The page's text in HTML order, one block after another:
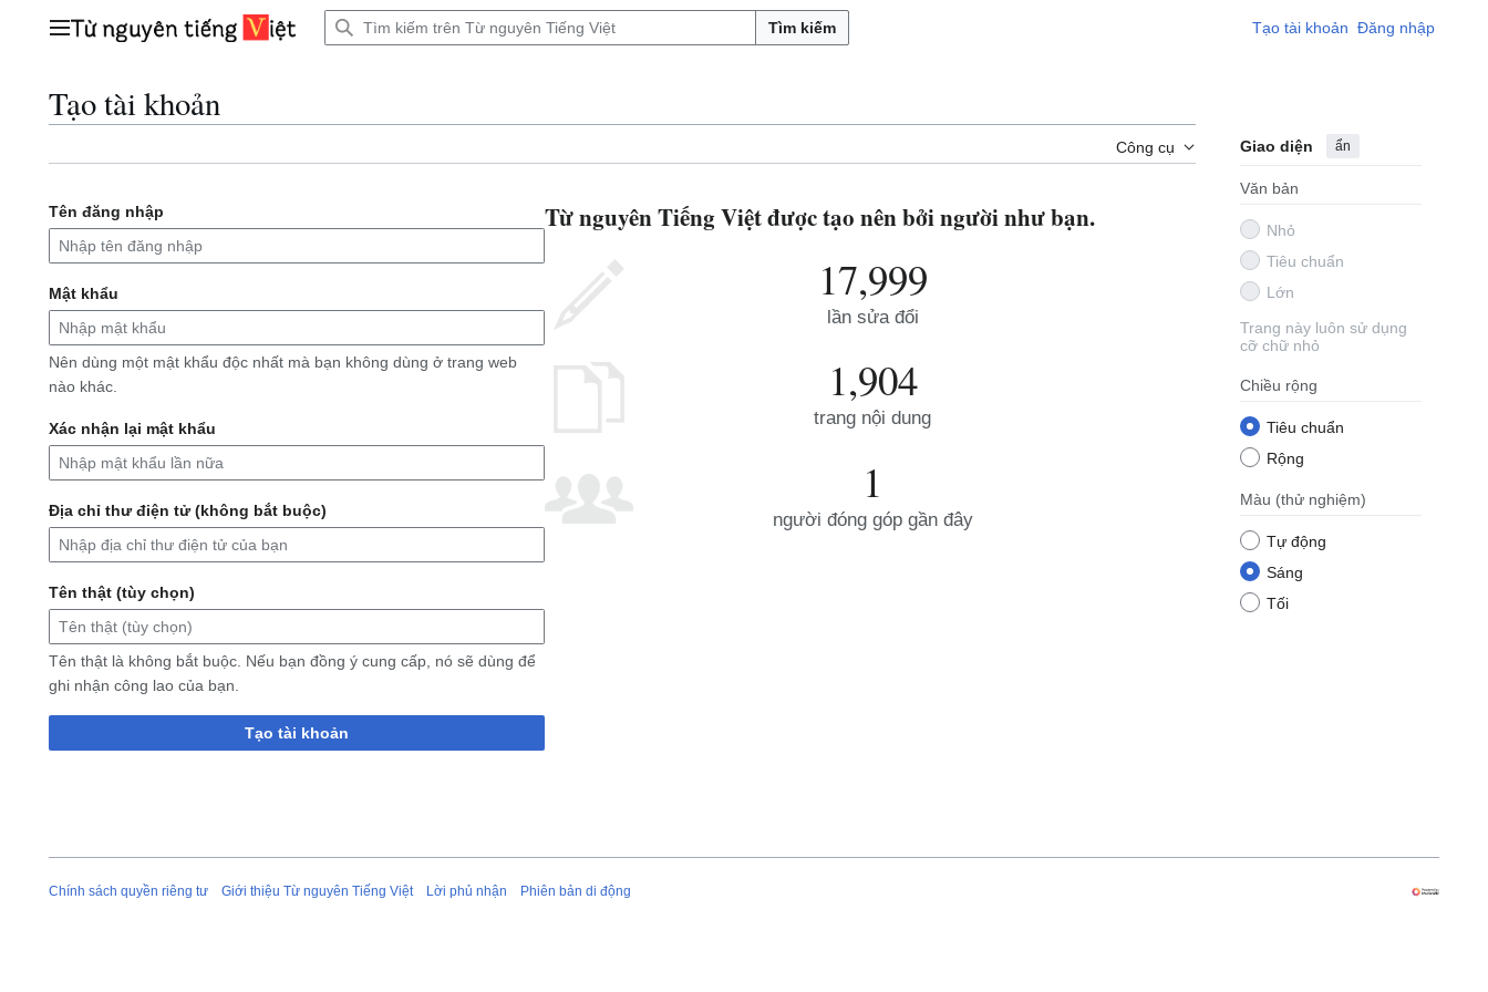
Trình đơn chính Tìm kiếm Tạo tài khoản Đăng nhập
Tạo tài khoản
Công cụ Giao diện ẩn
Văn bản
Nhỏ
Tiêu chuẩn
Lớn
Trang này luôn sử dụng
cỡ chữ nhỏ
Chiều rộng
Tiêu chuẩn
Rộng
Màu (thử nghiệm)
Tự động
Sáng
Tối
Tên đăng nhập
Mật khẩu
Nên dùng một mật khẩu độc nhất mà bạn không dùng ở trang web
nào khác.
Xác nhận lại mật khẩu
Địa chỉ thư điện tử (không bắt buộc)
Tên thật (tùy chọn)
Tên thật là không bắt buộc. Nếu bạn đồng ý cung cấp, nó sẽ dùng để
ghi nhận công lao của bạn.
Tạo tài khoản
Từ nguyên Tiếng Việt được tạo nên bởi người như bạn.
17,999
lần sửa đổi
1,904
trang nội dung
1
người đóng góp gần đây
Chính sách quyền riêng tư Giới thiệu Từ nguyên Tiếng Việt Lời phủ nhận Phiên bản di động